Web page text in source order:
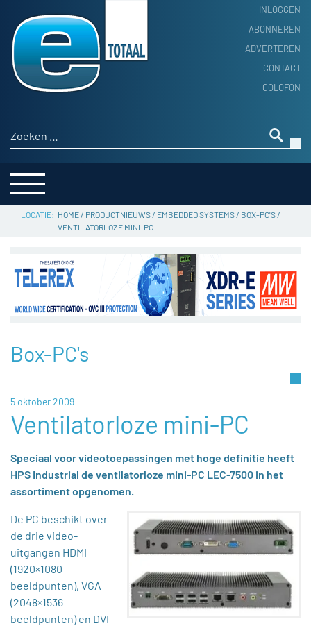
INLOGGEN
ABONNEREN
ADVERTEREN
CONTACT
COLOFON
Zoeken naar:
HOME
PRODUCTNIEUWS
ACHTERGROND
THEMA’S
SERVICE
HOME/ PRODUCTNIEUWS/ EMBEDDED SYSTEMS/ BOX-PC'S/
VENTILATORLOZE MINI-PC
Box-PC's
5 oktober 2009
Ventilatorloze mini-PC
Speciaal voor videotoepassingen met hoge definitie heeft
HPS Industrial de ventilatorloze mini-PC LEC-7500 in het
assortiment opgenomen.
De PC beschikt over
de drie video-
uitgangen HDMI
(1920×1080
beeldpunten), VGA
(2048×1536
beeldpunten) en DVI